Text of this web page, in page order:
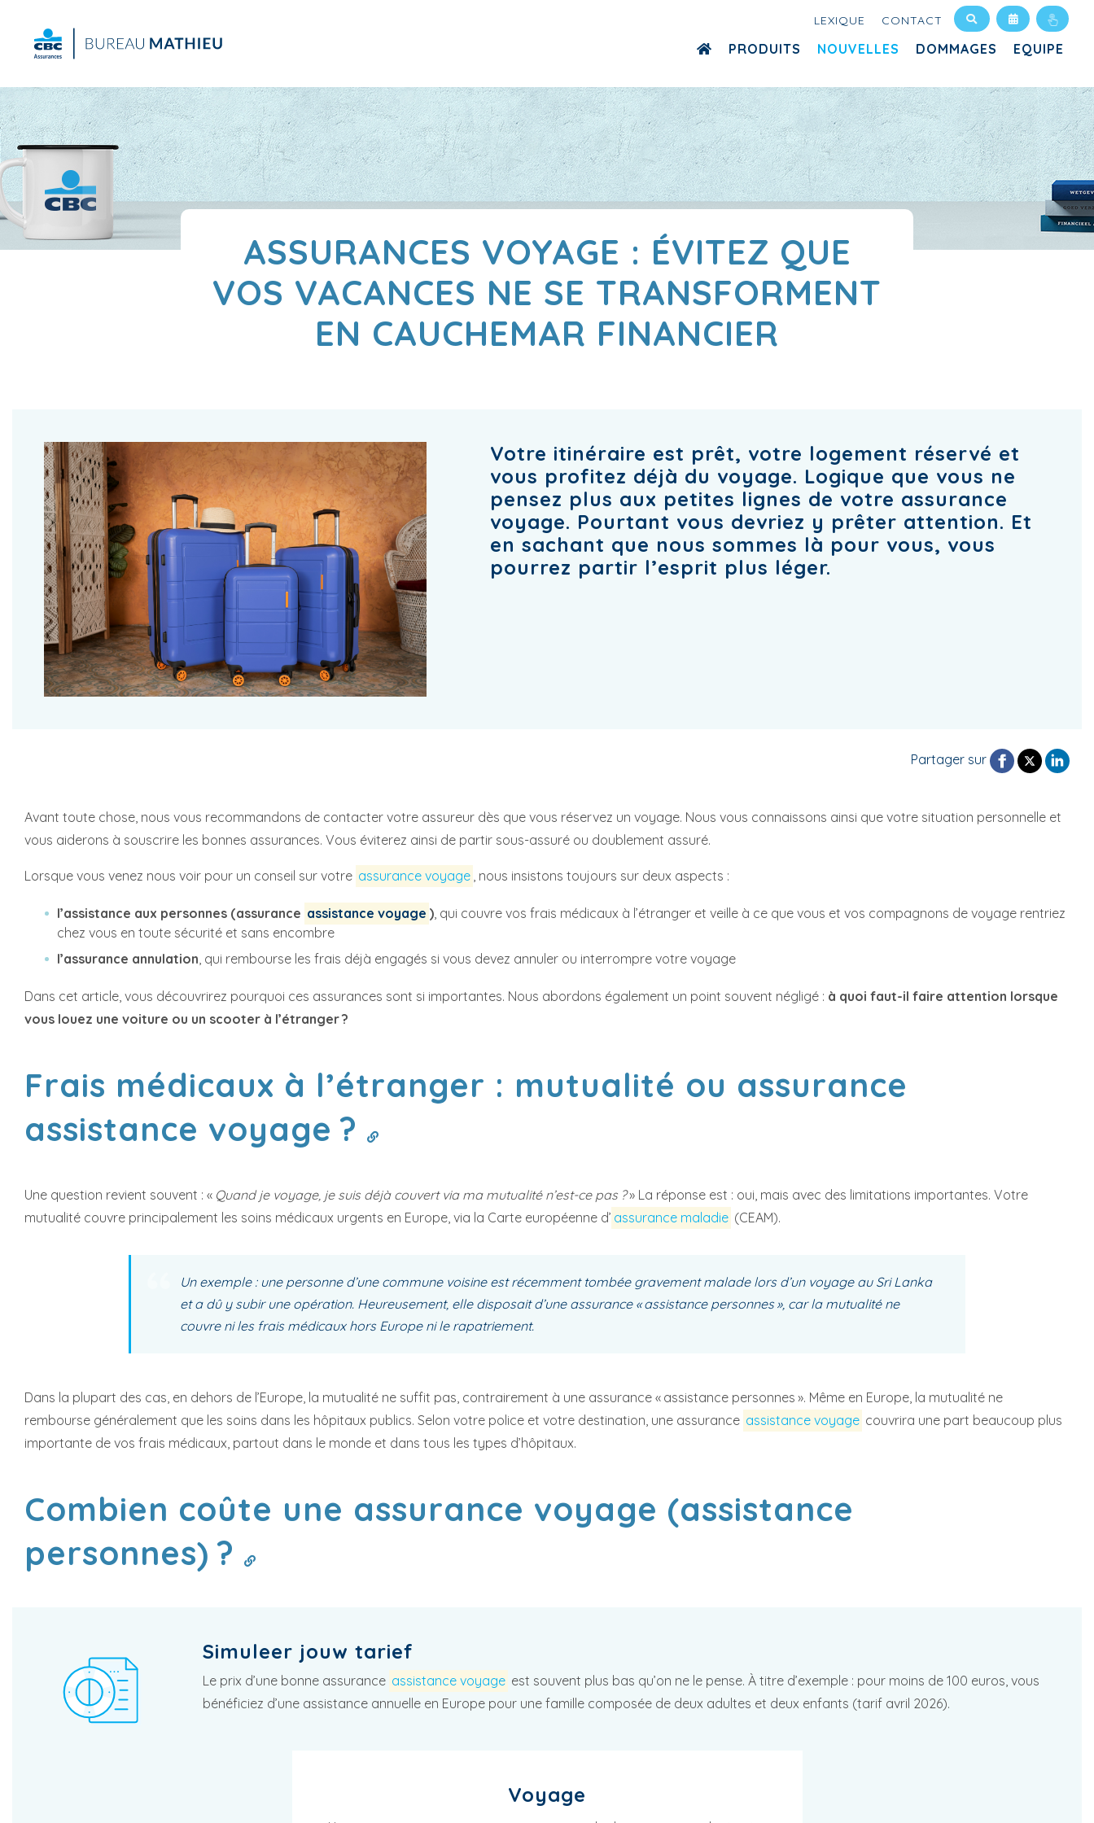
LEXIQUE CONTACT
PRODUITS NOUVELLES DOMMAGES EQUIPE
ASSURANCES VOYAGE : ÉVITEZ QUE
VOS VACANCES NE SE TRANSFORMENT
EN CAUCHEMAR FINANCIER
Votre itinéraire est prêt, votre logement réservé et
vous profitez déjà du voyage. Logique que vous ne
pensez plus aux petites lignes de votre assurance
voyage. Pourtant vous devriez y prêter attention. Et
en sachant que nous sommes là pour vous, vous
pourrez partir l’esprit plus léger.
Partager sur
Avant toute chose, nous vous recommandons de contacter votre assureur dès que vous réservez un voyage. Nous vous connaissons ainsi que votre situation personnelle et
vous aiderons à souscrire les bonnes assurances. Vous éviterez ainsi de partir sous-assuré ou doublement assuré.
Lorsque vous venez nous voir pour un conseil sur votre assurance voyage , nous insistons toujours sur deux aspects :
l’assistance aux personnes (assurance assistance voyage ), qui couvre vos frais médicaux à l’étranger et veille à ce que vous et vos compagnons de voyage rentriez
chez vous en toute sécurité et sans encombre
l’assurance annulation, qui rembourse les frais déjà engagés si vous devez annuler ou interrompre votre voyage
Dans cet article, vous découvrirez pourquoi ces assurances sont si importantes. Nous abordons également un point souvent négligé : à quoi faut-il faire attention lorsque
vous louez une voiture ou un scooter à l’étranger ?
Frais médicaux à l’étranger : mutualité ou assurance
assistance voyage ?
Une question revient souvent : « Quand je voyage, je suis déjà couvert via ma mutualité n’est-ce pas ?» La réponse est : oui, mais avec des limitations importantes. Votre
mutualité couvre principalement les soins médicaux urgents en Europe, via la Carte européenne d’ assurance maladie (CEAM).
Un exemple : une personne d’une commune voisine est récemment tombée gravement malade lors d’un voyage au Sri Lanka
et a dû y subir une opération. Heureusement, elle disposait d’une assurance « assistance personnes », car la mutualité ne
couvre ni les frais médicaux hors Europe ni le rapatriement.
Dans la plupart des cas, en dehors de l’Europe, la mutualité ne suffit pas, contrairement à une assurance « assistance personnes ». Même en Europe, la mutualité ne
rembourse généralement que les soins dans les hôpitaux publics. Selon votre police et votre destination, une assurance assistance voyage couvrira une part beaucoup plus
importante de vos frais médicaux, partout dans le monde et dans tous les types d’hôpitaux.
Combien coûte une assurance voyage (assistance
personnes) ?
Simuleer jouw tarief
Le prix d’une bonne assurance assistance voyage est souvent plus bas qu’on ne le pense. À titre d’exemple : pour moins de 100 euros, vous
bénéficiez d’une assistance annuelle en Europe pour une famille composée de deux adultes et deux enfants (tarif avril 2026).
Voyage